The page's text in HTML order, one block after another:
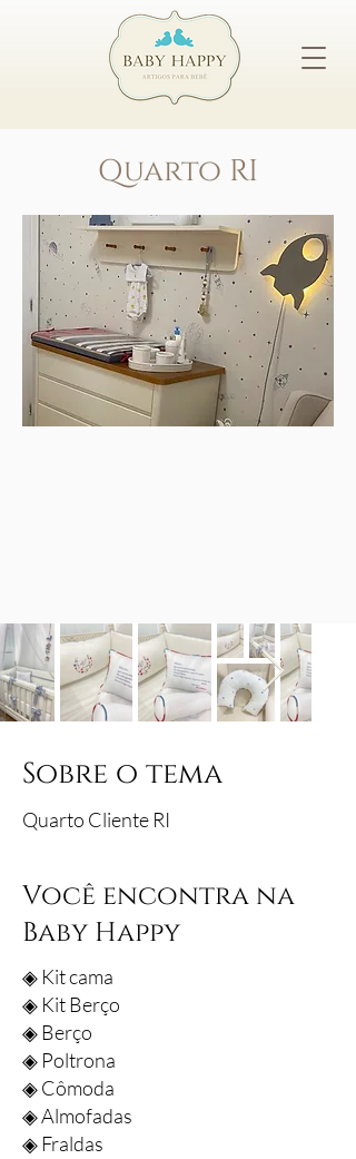
Quarto RI
Sobre o tema
Quarto Cliente RI
Você encontra na
Baby Happy
◈ Kit cama
◈ Kit Berço
◈ Berço
◈ Poltrona
◈ Cômoda
◈ Almofadas
◈ Fraldas